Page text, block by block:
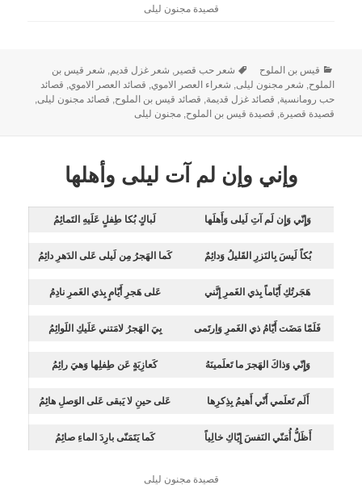
قصيدة مجنون ليلى
قيس بن الملوح شعر حب قصير, شعر غزل قديم, شعر قيس بن
الملوح, شعر مجنون ليلى, شعراء العصر الاموي, قصائد العصر الاموي, قصائد
حب رومانسية, قصائد غزل قديمة, قصائد قيس بن الملوح, قصائد مجنون ليلى,
قصيدة قصيرة, قصيدة قيس بن الملوح,مجنون ليلى
وإني وإن لم آت ليلى وأهلها
وَإِنّي وَإِن لَم آتِ لَيلى وَأَهلَها لَباكٍ بُكا طِفلٍ عَلَيهِ التَمائِمُ
بُكاً لَيسَ بِالنَزرِ القَليلُ وَدائِمٌ كَما الهَجرُ مِن لَيلى عَلى الدَهرِ دائِمُ
هَجَرتُكِ أَيّاماً بِذي الغَمرِ إِنَّني عَلى هَجرِ أَيّامٍ بِذي الغَمرِ نادِمُ
فَلَمّا مَضَت أَيّامُ ذي الغَمرِ وَاِرتَمى بِيَ الهَجرُ لامَتني عَلَيكِ اللَوائِمُ
وَإِنّي وَذاكَ الهَجرَ ما تَعلَمينَهُ كَعازِبَةٍ عَن طِفلِها وَهيَ رائِمُ
أَلَم تَعلَمي أَنّي أَهيمُ بِذِكرِها عَلى حينِ لا يَبقى عَلى الوَصلِ هائِمُ
أَظَلُّ أُمَنّي النَفسَ إِيّاكِ خالِياً كَما يَتَمَنّى بارِدَ الماءِ صائِمُ
قصيدة مجنون ليلى